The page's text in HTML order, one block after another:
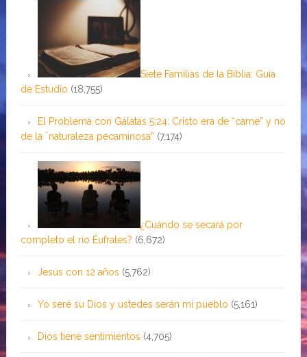
Siete Familias de la Biblia: Guía
de Estudio (18,755)
El Problema con Gálatas 5:24: Cristo era de “carne” y no
de la ¨naturaleza pecaminosa” (7,174)
¿Cuándo se secará por
completo el río Éufrates? (6,672)
Jesús con 12 años (5,762)
Yo seré su Dios y ustedes serán mi pueblo (5,161)
Dios tiene sentimientos (4,705)